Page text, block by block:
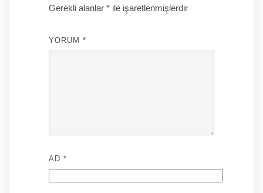
Gerekli alanlar *ile işaretlenmişlerdir
YORUM *
AD *